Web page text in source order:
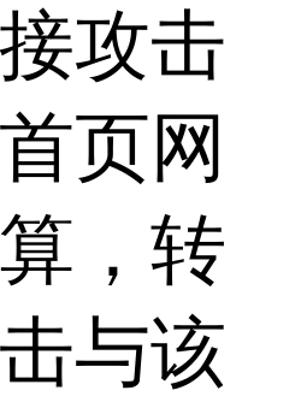
攻击
页网
，转
与该